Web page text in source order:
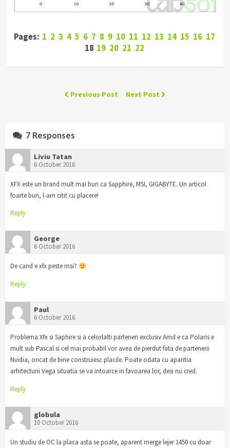
Pages: 1 2 3 4 5 6 7 8 9 10 11 12 13 14 15 16 17
18 19 20 21 22
Previous Post Next Post
7 Responses
Liviu Tatan
6 October 2016
XFX este un brand mult mai bun ca Sapphire, MSI, GIGABYTE. Un articol
foarte bun, l-am citit cu placere!
Reply
George
6 October 2016
De cand e xfx peste msi?
Reply
Paul
6 October 2016
Problema Xfx si Saphire si a celorlalti parteneri exclusiv Amd e ca Polaris e
mult sub Pascal si cel mai probabil vor avea de pierdut fata de partenerii
Nvidia, oricat de bine construiesc placile. Poate odata cu aparitia
arhitecturii Vega situatia se va intoarce in favoarea lor, desi nu cred.
Reply
globula
10 October 2016
Un studiu de OC la placa asta se poate, aparent merge lejer 1450 cu doar